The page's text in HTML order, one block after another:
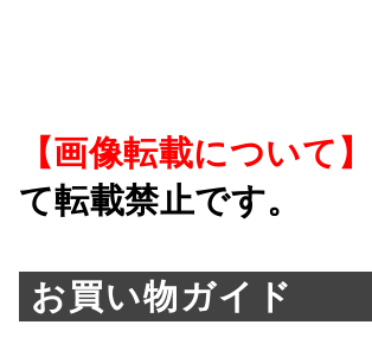
【画像転載について】
て転載禁止です。
お買い物ガ